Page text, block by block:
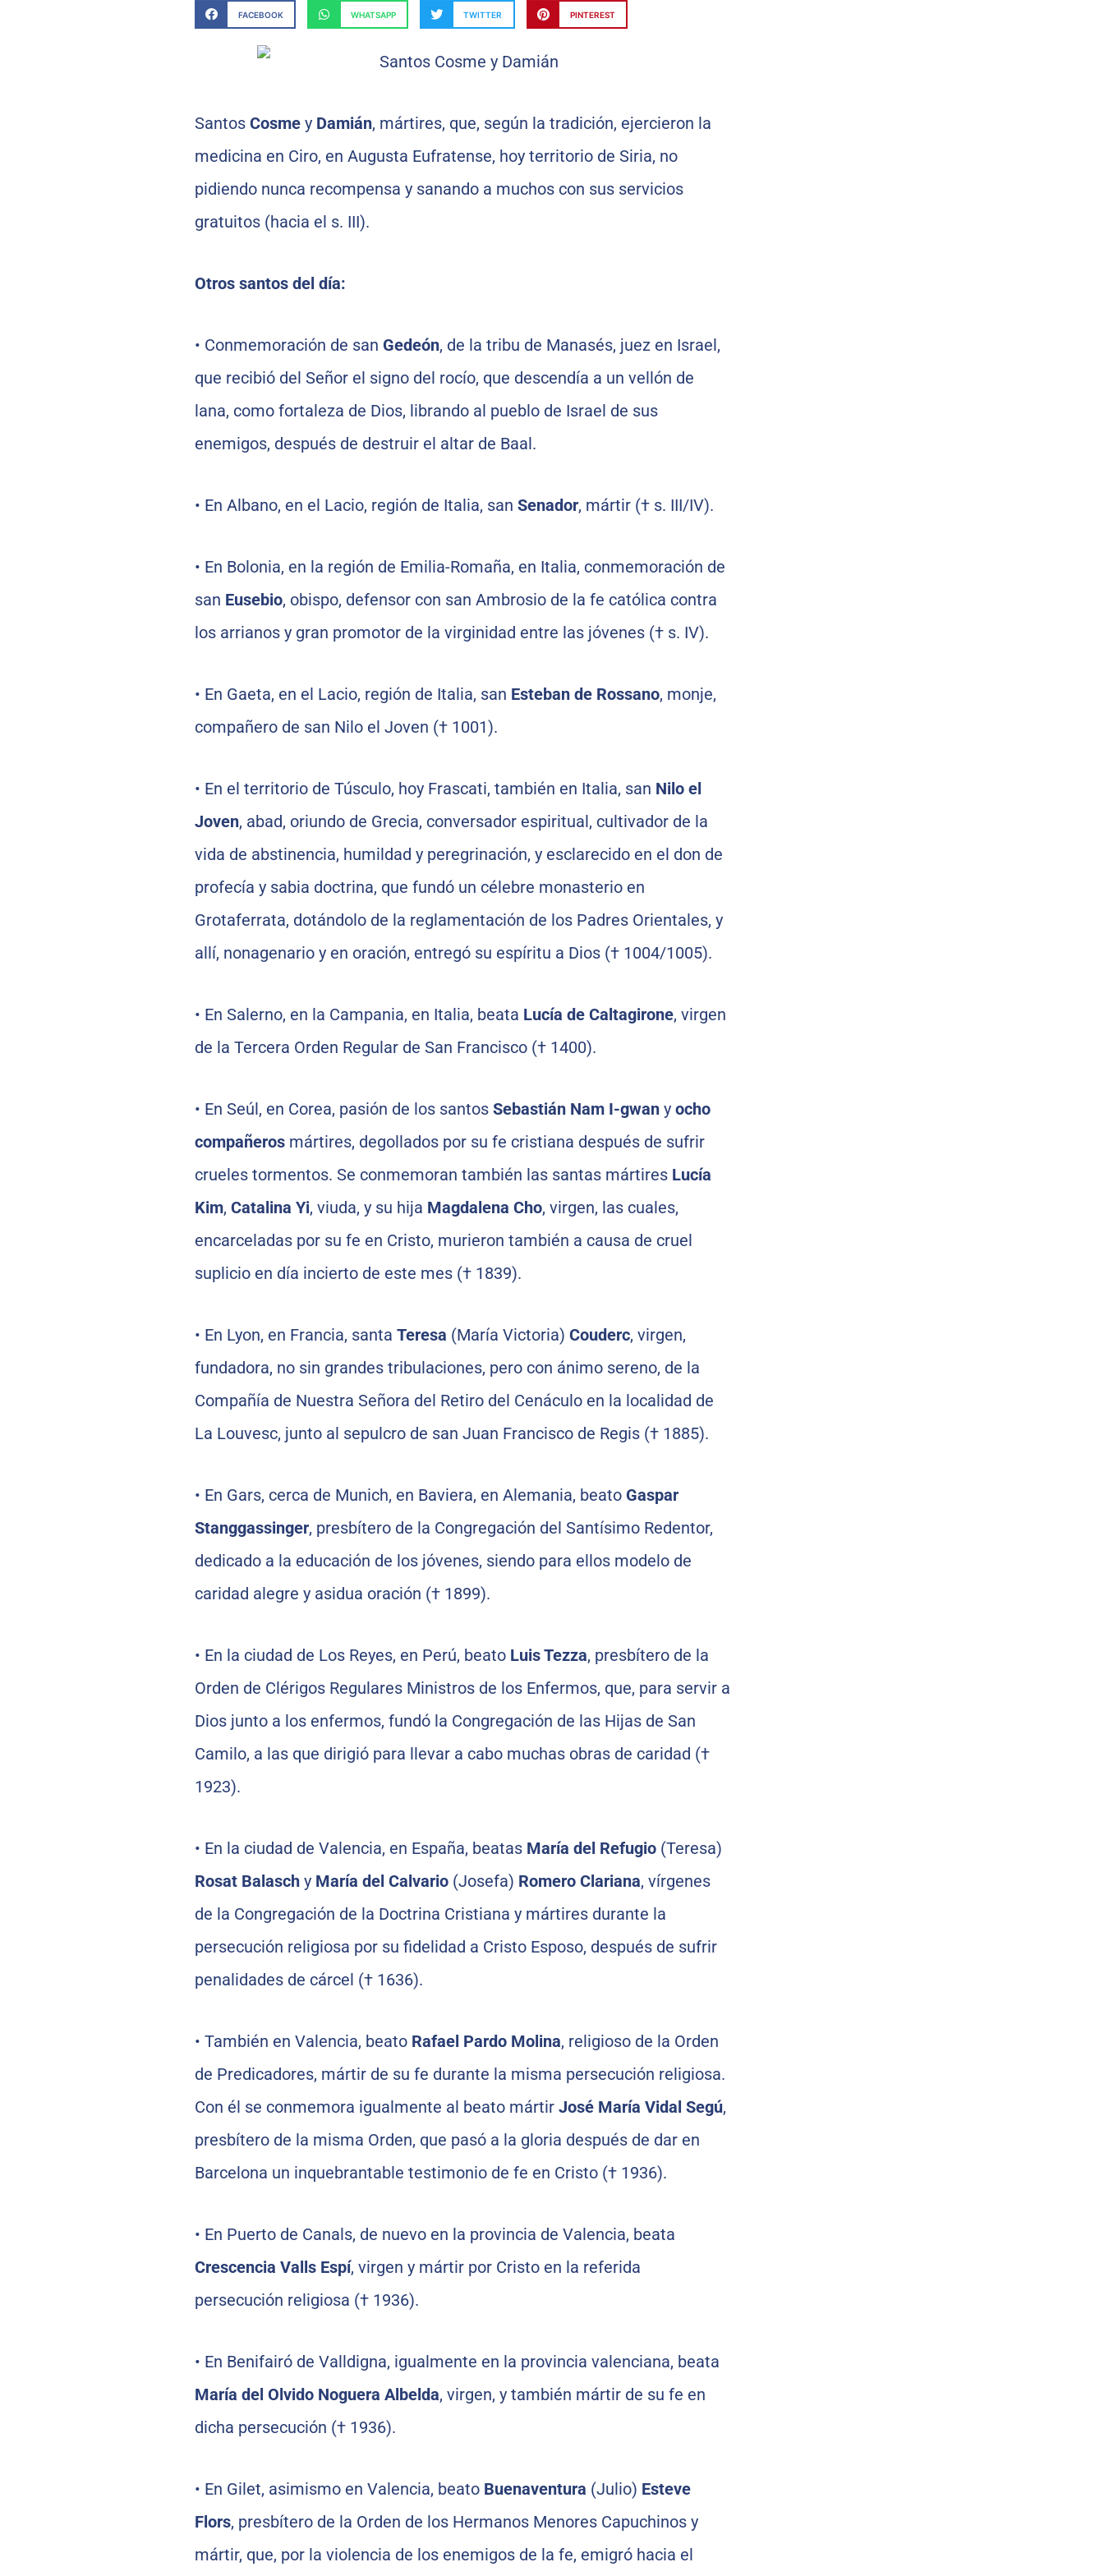
FACEBOOK WHATSAPP TWITTER PINTEREST
Santos Cosmey Damián, mártires, que, según la tradición, ejercieron la
medicina en Ciro, en Augusta Eufratense, hoy territorio de Siria, no
pidiendo nunca recompensa y sanando a muchos con sus servicios
gratuitos (hacia el s. III).
Otros santos del día:
• Conmemoración de san Gedeón, de la tribu de Manasés, juez en Israel,
que recibió del Señor el signo del rocío, que descendía a un vellón de
lana, como fortaleza de Dios, librando al pueblo de Israel de sus
enemigos, después de destruir el altar de Baal.
• En Albano, en el Lacio, región de Italia, san Senador, mártir († s. III/IV).
• En Bolonia, en la región de Emilia-Romaña, en Italia, conmemoración de
san Eusebio, obispo, defensor con san Ambrosio de la fe católica contra
los arrianos y gran promotor de la virginidad entre las jóvenes († s. IV).
• En Gaeta, en el Lacio, región de Italia, san Esteban de Rossano, monje,
compañero de san Nilo el Joven († 1001).
• En el territorio de Túsculo, hoy Frascati, también en Italia, san Nilo el
Joven, abad, oriundo de Grecia, conversador espiritual, cultivador de la
vida de abstinencia, humildad y peregrinación, y esclarecido en el don de
profecía y sabia doctrina, que fundó un célebre monasterio en
Grotaferrata, dotándolo de la reglamentación de los Padres Orientales, y
allí, nonagenario y en oración, entregó su espíritu a Dios († 1004/1005).
• En Salerno, en la Campania, en Italia, beata Lucía de Caltagirone, virgen
de la Tercera Orden Regular de San Francisco († 1400).
• En Seúl, en Corea, pasión de los santos Sebastián Nam I-gwany ocho
compañerosmártires, degollados por su fe cristiana después de sufrir
crueles tormentos. Se conmemoran también las santas mártires Lucía
Kim, Catalina Yi, viuda, y su hija Magdalena Cho, virgen, las cuales,
encarceladas por su fe en Cristo, murieron también a causa de cruel
suplicio en día incierto de este mes († 1839).
• En Lyon, en Francia, santa Teresa (María Victoria) Couderc, virgen,
fundadora, no sin grandes tribulaciones, pero con ánimo sereno, de la
Compañía de Nuestra Señora del Retiro del Cenáculo en la localidad de
La Louvesc, junto al sepulcro de san Juan Francisco de Regis († 1885).
• En Gars, cerca de Munich, en Baviera, en Alemania, beato Gaspar
Stanggassinger, presbítero de la Congregación del Santísimo Redentor,
dedicado a la educación de los jóvenes, siendo para ellos modelo de
caridad alegre y asidua oración († 1899).
• En la ciudad de Los Reyes, en Perú, beato Luis Tezza, presbítero de la
Orden de Clérigos Regulares Ministros de los Enfermos, que, para servir a
Dios junto a los enfermos, fundó la Congregación de las Hijas de San
Camilo, a las que dirigió para llevar a cabo muchas obras de caridad (†
1923).
• En la ciudad de Valencia, en España, beatas María del Refugio(Teresa)
Rosat Balaschy María del Calvario(Josefa) Romero Clariana, vírgenes
de la Congregación de la Doctrina Cristiana y mártires durante la
persecución religiosa por su fidelidad a Cristo Esposo, después de sufrir
penalidades de cárcel († 1636).
• También en Valencia, beato Rafael Pardo Molina, religioso de la Orden
de Predicadores, mártir de su fe durante la misma persecución religiosa.
Con él se conmemora igualmente al beato mártir José María Vidal Segú,
presbítero de la misma Orden, que pasó a la gloria después de dar en
Barcelona un inquebrantable testimonio de fe en Cristo († 1936).
• En Puerto de Canals, de nuevo en la provincia de Valencia, beata
Crescencia Valls Espí, virgen y mártir por Cristo en la referida
persecución religiosa († 1936).
• En Benifairó de Valldigna, igualmente en la provincia valenciana, beata
María del Olvido Noguera Albelda, virgen, y también mártir de su fe en
dicha persecución († 1936).
• En Gilet, asimismo en Valencia, beato Buenaventura (Julio) Esteve
Flors, presbítero de la Orden de los Hermanos Menores Capuchinos y
mártir, que, por la violencia de los enemigos de la fe, emigró hacia el